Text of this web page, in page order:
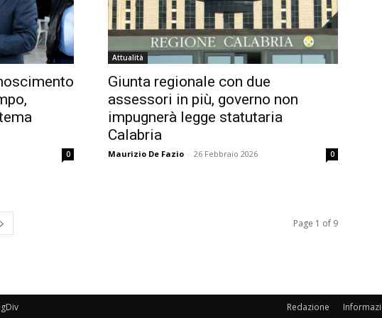
0
Attualità
Giunta regionale con due
assessori in più, governo non
impugnerà legge statutaria
Calabria
Maurizio De Fazio - 26 Febbraio 2026 0
Page 1 of 9
Redazione